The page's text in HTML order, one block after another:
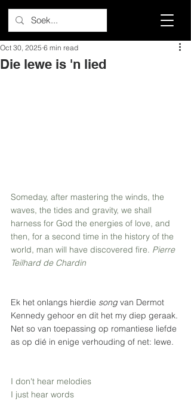
Die lewe is 'n lied
Oct 30, 2025 6 min read
Someday, after mastering the winds, the
waves, the tides and gravity, we shall
harness for God the energies of love, and
then, for a second time in the history of the
world, man will have discovered fire. Pierre
Teilhard de Chardin
Ek het onlangs hierdie song van Dermot
Kennedy gehoor en dit het my diep geraak.
Net so van toepassing op romantiese liefde
as op dié in enige verhouding of net: lewe.
I don't hear melodies
I just hear words